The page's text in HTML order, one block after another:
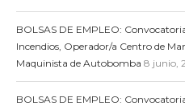
BOLSAS DE EMPLEO:
Incendios, Operador/a Centro de
Maquinista de Autobomba 8 junio,
BOLSAS DE EMPLEO: